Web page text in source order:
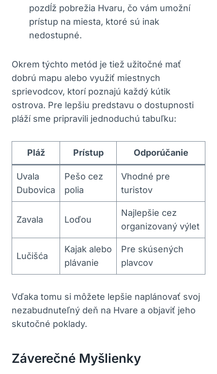
pozdĺž pobrežia Hvaru, čo vám umožní
prístup na miesta, ktoré sú inak
nedostupné.
Okrem týchto metód je tiež užitočné mať
dobrú mapu alebo využiť miestnych
sprievodcov, ktorí poznajú každý kútik
ostrova. Pre lepšiu predstavu o dostupnosti
pláží sme pripravili jednoduchú tabuľku:
Pláž Prístup Odporúčanie
Uvala
Dubovica
Pešo cez
polia
Vhodné pre
turistov
Zavala Loďou
Najlepšie cez
organizovaný výlet
Lučišća
Kajak alebo
plávanie
Pre skúsených
plavcov
Vďaka tomu si môžete lepšie naplánovať svoj
nezabudnuteľný deň na Hvare a objaviť jeho
skutočné poklady.
Záverečné Myšlienky